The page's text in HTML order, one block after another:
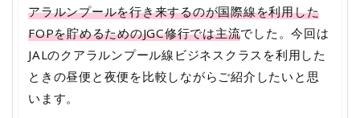
アラルンプールを行き来するのが国際線を利用した
FOPを貯めるためのJGC修行では主流でした。今回は
JALのクアラルンプール線ビジネスクラスを利用した
ときの昼便と夜便を比較しながらご紹介したいと思
います。